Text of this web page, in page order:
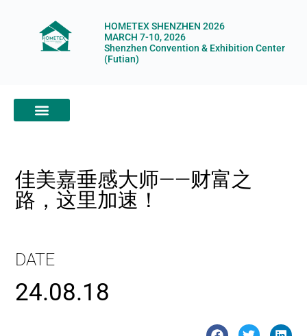
HOMETEX SHENZHEN 2026
MARCH 7-10, 2026
Shenzhen Convention & Exhibition Center
(Futian)
佳美嘉垂感大师——财富之
路，这里加速！
DATE
24.08.18